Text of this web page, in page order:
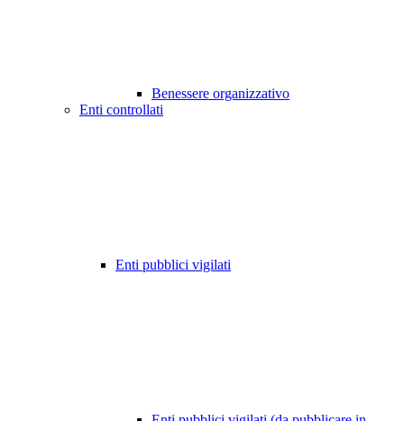
Benessere organizzativo
Enti controllati
Enti pubblici vigilati